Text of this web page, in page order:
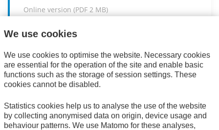
Online version (PDF 2 MB)
Erfolgsfaktoren für nachhaltiges Handeln
und öffentliche Finanzkontrolle
Eschborn2025
We use cookies
We use cookies to optimise the website. Necessary cookies
are essential for the operation of the site and enable basic
functions such as the storage of session settings. These
cookies cannot be disabled.
Statistics cookies help us to analyse the use of the website
by collecting anonymised data on origin, device usage and
behaviour patterns. We use Matomo for these analyses,